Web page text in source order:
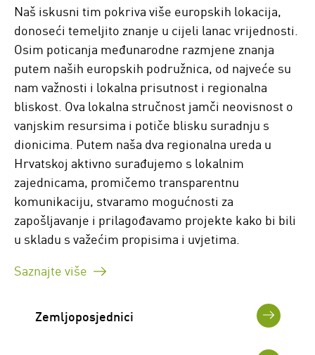
Naš iskusni tim pokriva više europskih lokacija,
donoseći temeljito znanje u cijeli lanac vrijednosti.
Osim poticanja međunarodne razmjene znanja
putem naših europskih podružnica, od najveće su
nam važnosti i lokalna prisutnost i regionalna
bliskost. Ova lokalna stručnost jamči neovisnost o
vanjskim resursima i potiče blisku suradnju s
dionicima. Putem naša dva regionalna ureda u
Hrvatskoj aktivno surađujemo s lokalnim
zajednicama, promičemo transparentnu
komunikaciju, stvaramo mogućnosti za
zapošljavanje i prilagođavamo projekte kako bi bili
u skladu s važećim propisima i uvjetima.
Saznajte više
Zemljoposjednici